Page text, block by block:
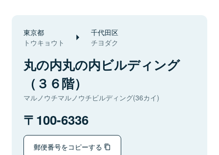
東京都
トウキョウト
千代田区
チヨダク
丸の内丸の内ビルディング
（３６階）
マルノウチマルノウチビルディング(36カイ)
100-6336
郵便番号をコピーする